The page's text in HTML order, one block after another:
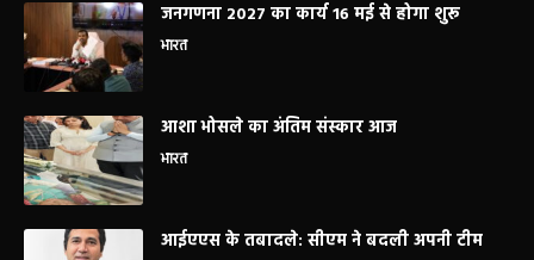
जनगणना 2027 का कार्य 16 मई से होगा शुरू
भारत
आशा भोसले का अंतिम संस्कार आज
भारत
आईएएस के तबादले: सीएम ने बदली अपनी टीम